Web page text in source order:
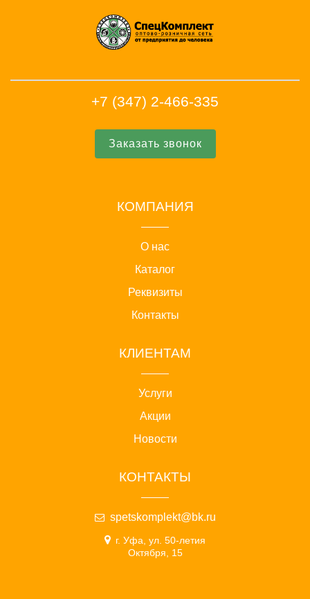
+7 (347) 2-466-335
Заказать звонок
КОМПАНИЯ
О нас
Каталог
Реквизиты
Контакты
КЛИЕНТАМ
Услуги
Акции
Новости
КОНТАКТЫ
spetskomplekt@bk.ru
г. Уфа, ул. 50-летия
Октября, 15